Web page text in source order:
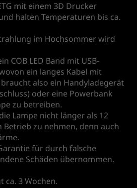
mit einem 3D Drucker
halten Temperaturen bis ca.
im Hochsommer wird
COB LED Band mit USB-
ein langes Kabel mit
also ein Handyladegerät
oder eine Powerbank
zu betreiben.
Lampe nicht länger als 12
Betrieb zu nehmen, denn auch
für durch falsche
Schäden übernommen.
ca. 3 Wochen.